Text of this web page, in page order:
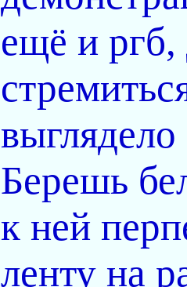
ещё и
Берешь
к ней
ленту на